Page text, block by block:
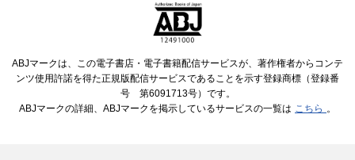
ABJマークは、この電子書店・電子書籍配信サービスが、著作権者からコンテ
ンツ使用許諾を得た正規版配信サービスであることを示す登録商標（登録番
号 第6091713号）です。
ABJマークの詳細、ABJマークを掲示しているサービスの一覧は こちら 。